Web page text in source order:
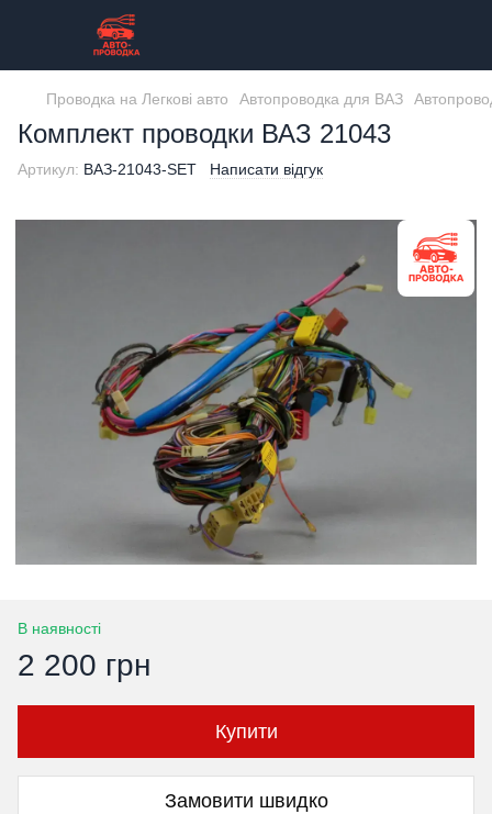
Проводка на Легкові авто Автопроводка для ВАЗ
Комплект проводки ВАЗ 21043
Артикул: ВАЗ-21043-SET Написати відгук
В наявності
2 200 грн
Купити
Замовити швидко